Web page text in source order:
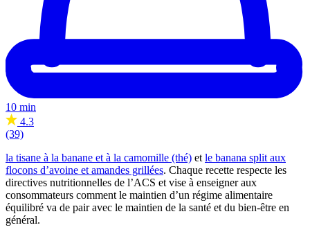
10 min
4.3
(39)
la tisane à la banane et à la camomille (thé) etle banana split aux
flocons d’avoine et amandes grillées. Chaque recette respecte les
directives nutritionnelles de l’ACS et vise à enseigner aux
consommateurs comment le maintien d’un régime alimentaire
équilibré va de pair avec le maintien de la santé et du bien-être en
général.